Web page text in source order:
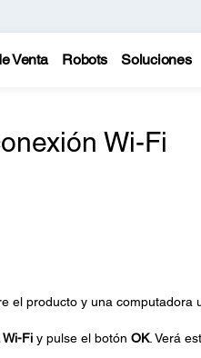
Venta Robots Soluciones
Wi-Fi
el producto y una computadora
Wi-Fiy pulse el botón OK. Verá